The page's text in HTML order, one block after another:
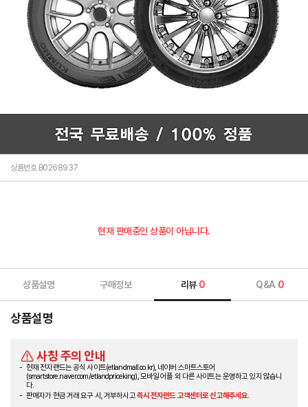
상품번호 B0268937
현재 판매중인 상품이 아닙니다.
상품설명 구매정보 리뷰 0 Q&A 0
상품설명
사칭 주의 안내
현재 전자랜드는 공식 사이트(etlandmall.co.kr), 네이버 스마트스토어
(smartstore.naver.com/etlandpriceking), 모바일 어플 외 다른 사이트는 운영하고 있지 않습니
다.
판매자가 현금 거래 요구 시, 거부하시고즉시 전자랜드 고객센터로 신고해주세요.